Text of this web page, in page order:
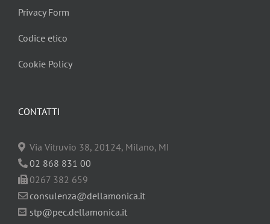
CONTATTI
Via Vitruvio 38, 20124, Milano, MI
02 868 831 00
0267 382 659
consulenza@dellamonica.it
stp@pec.dellamonica.it
Privacy Form
Codice etico
Cookie Policy